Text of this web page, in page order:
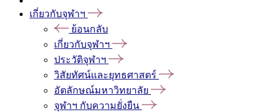
เกี่ยวกับจุฬาฯ
ย้อนกลับ
เกี่ยวกับจุฬาฯ
ประวัติจุฬาฯ
วิสัยทัศน์และยุทธศาสตร์
อัตลักษณ์มหาวิทยาลัย
จุฬาฯ กับความยั่งยืน